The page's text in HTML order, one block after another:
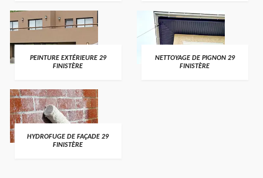
PEINTURE EXTÉRIEURE 29
FINISTÈRE
NETTOYAGE DE PIGNON 29
FINISTÈRE
HYDROFUGE DE FAÇADE 29
FINISTÈRE